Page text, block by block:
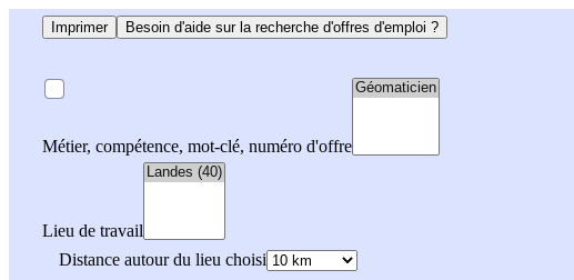
Imprimer Besoin d'aide sur la recherche d'offres d'emploi ?
Métier, compétence, mot-clé, numéro d'offre
Lieu de travail
Distance autour du lieu choisi